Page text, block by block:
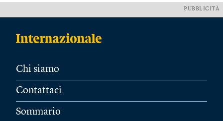
PUBBLICITÀ
Chi siamo
Contattaci
Sommario